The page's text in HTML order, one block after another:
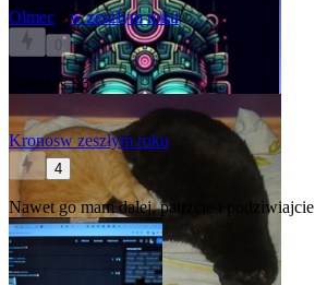
Olmec ★w zeszłym roku
0
Siemens S6
Kronosw zeszłym roku
4
Nawet go mam dalej, patrzcie i podziwiajcie